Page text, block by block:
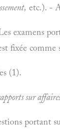
etc.). -
examens
fixée comme
(1).
sur
portant